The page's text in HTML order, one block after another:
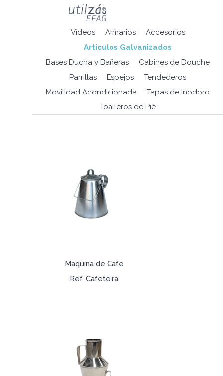
Vídeos Armarios
Accesorios
Artículos Galvanizados
Bases Ducha y Bañeras
Cabines de Douche
Parrillas
Espejos
Tendederos
Movilidad Acondicionada
Tapas de Inodoro
Toalleros de Pié
Maquina de Cafe
Ref. Cafeteira